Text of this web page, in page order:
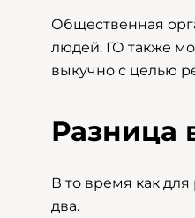
Общественная
людей. ГО также
выкучно с целью
Разница
В то время как
два.